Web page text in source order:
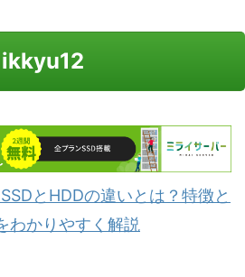
ikkyu12
とHDDの違いとは？特徴と
わかりやすく解説